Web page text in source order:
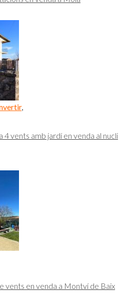
,
4 vents amb jardí en venda al nucli
vents en venda a Montví de Baix